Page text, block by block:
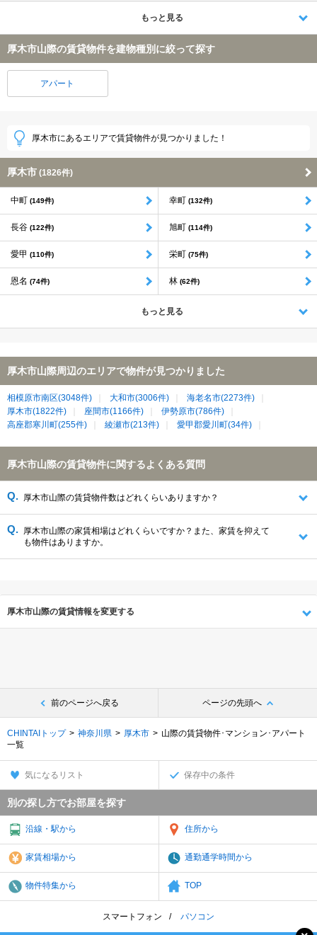
もっと見る
厚木市山際の賃貸物件を建物種別に絞って探す
アパート
厚木市にあるエリアで賃貸物件が見つかりました！
厚木市 (1826件)
中町 (149件) 幸町 (132件)
長谷 (122件) 旭町 (114件)
愛甲 (110件) 栄町 (75件)
恩名 (74件) 林 (62件)
もっと見る
厚木市山際周辺のエリアで物件が見つかりました
相模原市南区(3048件) 大和市(3006件)
海老名市(2273件)
厚木市(1822件)
座間市(1166件)
伊勢原市(786件)
高座郡寒川町(255件)
綾瀬市(213件) 愛甲郡愛川町(34件)
厚木市山際の賃貸物件に関するよくある質問
厚木市山際の賃貸物件数はどれくらいありますか？
厚木市山際の家賃相場はどれくらいですか？また、家賃を抑えて
も物件はありますか。
厚木市山際の賃貸情報を変更する
前のページへ戻る ページの先頭へ
CHINTAIトップ 神奈川県 厚木市
山際の賃貸物件･マンション･アパート
一覧
気になるリスト 保存中の条件
別の探し方でお部屋を探す
沿線・駅から 住所から
家賃相場から 通勤通学時間から
物件特集から TOP
スマートフォン パソコン